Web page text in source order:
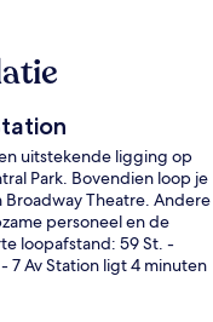
uitstekende ligging op
Park. Bovendien loop je
Broadway Theatre. Andere
personeel en de
loopafstand: 59 St. -
7 Av Station ligt 4 minuten